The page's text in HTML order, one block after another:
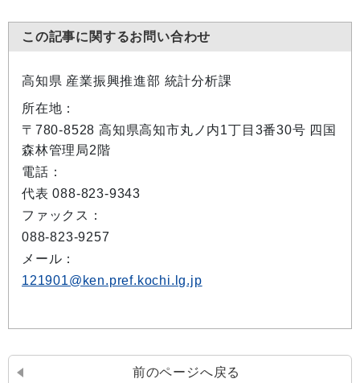
この記事に関するお問い合わせ
高知県 産業振興推進部 統計分析課
所在地：
〒780-8528 高知県高知市丸ノ内1丁目3番30号 四国
森林管理局2階
電話：
代表 088-823-9343
ファックス：
088-823-9257
メール：
121901@ken.pref.kochi.lg.jp
前のページへ戻る